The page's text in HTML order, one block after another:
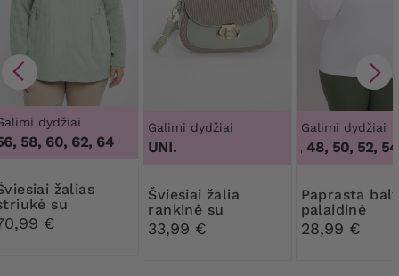
dydžiai
58, 60, 62, 64
su
€
Galimi dydžiai
UNI.
Šviesiai žalia
rankinė su
rankena viršuje
33,99 €
Galimi dydžiai
44, 46, 48, 50, 52,
Paprasta balta
palaidinė
28,99 €